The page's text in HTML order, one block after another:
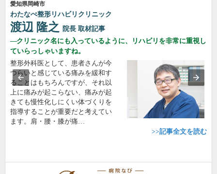
愛知県岡崎市
わたなべ整形リハビリクリニック
渡辺 隆之 院長 取材記事
クリニック名にも入っているように、リハビリを非常に重視し
ていらっしゃいますね。
整形外科医として、患者さんが今
つらいと感じている痛みを緩和す
ることはもちろんですが、それ以
上に痛みが起こらない、痛みが起
きても慢性化しにくい体づくりを
指導することが重要だと考えてい
ます。肩・腰・膝が痛…
>>記事全文を読む